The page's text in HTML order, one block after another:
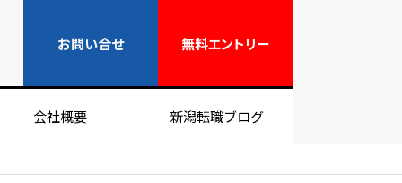
お問い合せ 無料エントリー
会社概要 新潟転職ブログ